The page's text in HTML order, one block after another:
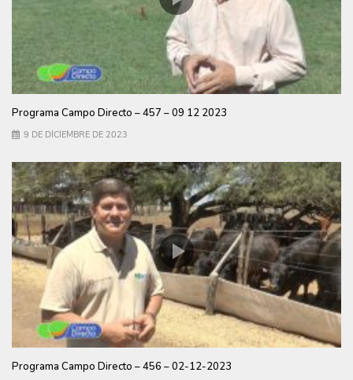
Programa Campo Directo – 457 – 09 12 2023
9 DE DICIEMBRE DE 2023
Programa Campo Directo – 456 – 02-12-2023